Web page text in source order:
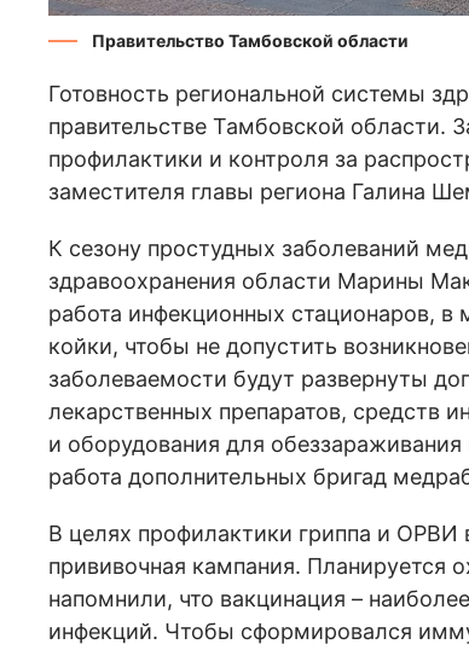
Правительство Тамбовской области
Готовность региональной системы
правительстве Тамбовской области.
профилактики и контроля за
заместителя главы региона Галина
К сезону простудных заболеваний
здравоохранения области Марины
работа инфекционных стационаров,
койки, чтобы не допустить
заболеваемости будут развернуты
лекарственных препаратов, средств
и оборудования для
работа дополнительных бригад
В целях профилактики гриппа и
прививочная кампания. Планируется
напомнили, что вакцинация –
инфекций. Чтобы сформировался